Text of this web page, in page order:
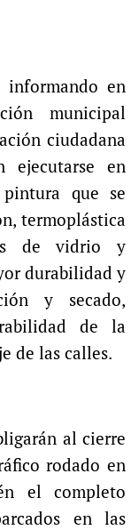
informando en
municipal
ciudadana
ejecutarse en
que se
termoplástica
de vidrio y
durabilidad y
y secado,
de la
de las calles.
al cierre
rodado en
el completo
en las